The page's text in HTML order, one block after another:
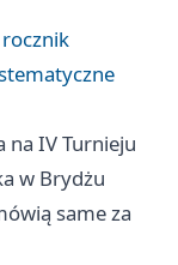
na IV Turnieju
w Brydżu
same za